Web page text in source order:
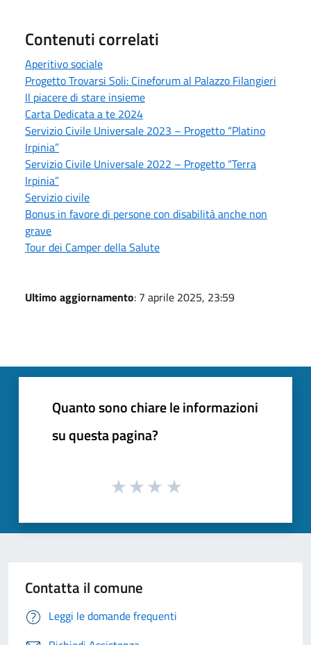
Contenuti correlati
Aperitivo sociale
Progetto Trovarsi Soli: Cineforum al Palazzo Filangieri
Il piacere di stare insieme
Carta Dedicata a te 2024
Servizio Civile Universale 2023 – Progetto “Platino
Irpinia”
Servizio Civile Universale 2022 – Progetto “Terra
Irpinia”
Servizio civile
Bonus in favore di persone con disabilità anche non
grave
Tour dei Camper della Salute
Ultimo aggiornamento: 7 aprile 2025, 23:59
Quanto sono chiare le informazioni
su questa pagina?
Contatta il comune
Leggi le domande frequenti